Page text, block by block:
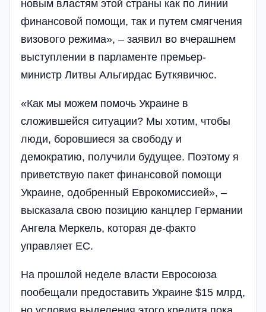
новым властям этой страны как по линии
финансовой помощи, так и путем смягчения
визового режима», – заявил во вчерашнем
выступлении в парламенте премьер-
министр Литвы Альгирдас Буткявичюс.
«Как мы можем помочь Украине в
сложившейся ситуации? Мы хотим, чтобы
люди, боровшиеся за свободу и
демократию, получили будущее. Поэтому я
приветствую пакет финансовой помощи
Украине, одобренный Еврокомиссией», –
высказала свою позицию канцлер Германии
Ангела Меркель, которая де-факто
управляет ЕС.
На прошлой неделе власти Евросоюза
пообещали предоставить Украине $15 млрд,